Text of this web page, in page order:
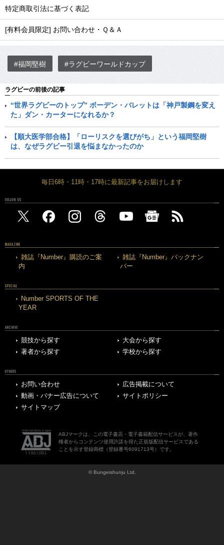
特定商取引法に基づく表記
[有料会員限定] お問い合わせ・Ｑ＆Ａ
#福岡堅樹 #ラグビーワールドカップ
ラグビーの前後の記事
“世界ラグビーのトップ” ボーデン・バレットは「神戸製鋼を変え
た」ダン・カーターになれるか？
【順大医学部合格】「ローリスクを選びがち」という福岡堅樹
は、なぜラグビー引退を悩まなかったのか
毎日6時・11時・17時に最新記事をお届けします
FOLLOW US
MAGAZINE
雑誌『Number』購読のご案
内
雑誌『Number』バックナン
バー
SPECIAL
Number SPORTS OF THE
YEAR
ARCHIVE
競技から探す
大会から探す
著者から探す
学校から探す
OTHERS
お問い合わせ
広告掲載について
動画・バナー広告について
サイトポリシー
サイトマップ
ABJマークは、この電子書店・電子書籍配信サービスが、著作
権者からコンテンツ使用許諾を得た正規版配信サービスである
ことを示す登録商標（登録番号6091713号）です。
© Bungeishunju Ltd.